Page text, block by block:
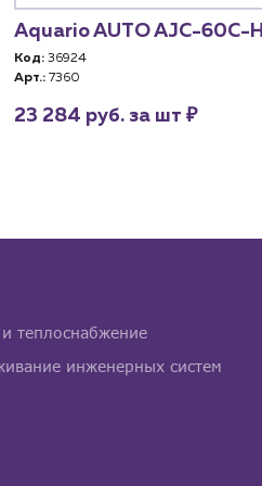
Aquario AUTO AJC-60C-Н
Код: 36924
Арт.: 7360
23 284 руб. за шт ₽
теплоснабжение
инженерных систем